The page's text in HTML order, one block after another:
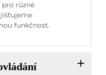
pro různé
funkčnost.